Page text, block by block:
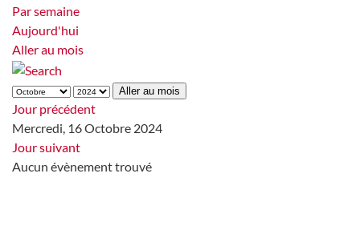
Par semaine
Aujourd'hui
Aller au mois
Aller au mois
Jour précédent
Mercredi, 16 Octobre 2024
Jour suivant
Aucun évènement trouvé